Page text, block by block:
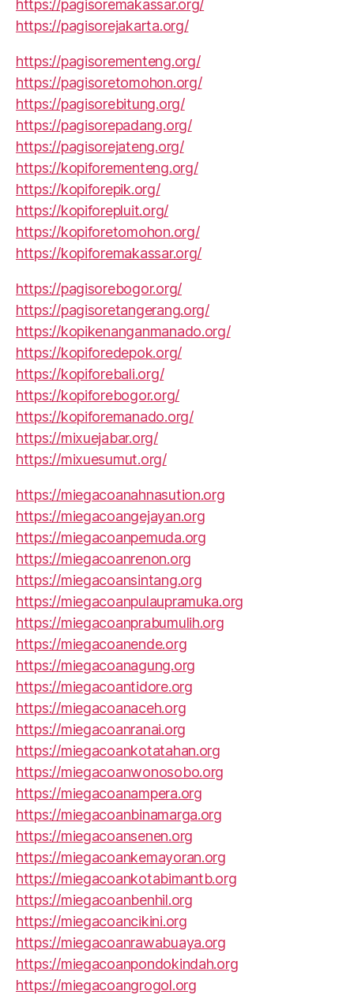
https://pagisoremakassar.org/
https://pagisorejakarta.org/
https://pagisorementeng.org/
https://pagisoretomohon.org/
https://pagisorebitung.org/
https://pagisorepadang.org/
https://pagisorejateng.org/
https://kopiforementeng.org/
https://kopiforepik.org/
https://kopiforepluit.org/
https://kopiforetomohon.org/
https://kopiforemakassar.org/
https://pagisorebogor.org/
https://pagisoretangerang.org/
https://kopikenanganmanado.org/
https://kopiforedepok.org/
https://kopiforebali.org/
https://kopiforebogor.org/
https://kopiforemanado.org/
https://mixuejabar.org/
https://mixuesumut.org/
https://miegacoanahnasution.org
https://miegacoangejayan.org
https://miegacoanpemuda.org
https://miegacoanrenon.org
https://miegacoansintang.org
https://miegacoanpulaupramuka.org
https://miegacoanprabumulih.org
https://miegacoanende.org
https://miegacoanagung.org
https://miegacoantidore.org
https://miegacoanaceh.org
https://miegacoanranai.org
https://miegacoankotatahan.org
https://miegacoanwonosobo.org
https://miegacoanampera.org
https://miegacoanbinamarga.org
https://miegacoansenen.org
https://miegacoankemayoran.org
https://miegacoankotabimantb.org
https://miegacoanbenhil.org
https://miegacoancikini.org
https://miegacoanrawabuaya.org
https://miegacoanpondokindah.org
https://miegacoangrogol.org